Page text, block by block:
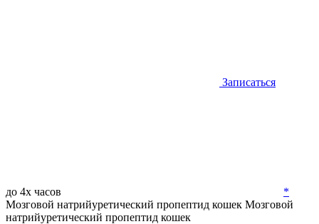
Записаться
до 4х часов
*
Мозговой натрийуретический пропептид кошек Мозговой
натрийуретический пропептид кошек